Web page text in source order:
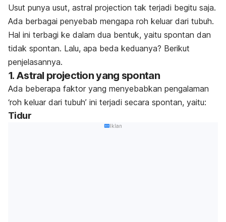
Usut punya usut, astral projection tak terjadi begitu saja.
Ada berbagai penyebab mengapa roh keluar dari tubuh.
Hal ini terbagi ke dalam dua bentuk, yaitu spontan dan
tidak spontan. Lalu, apa beda keduanya? Berikut
penjelasannya.
1. Astral projectionyang spontan
Ada beberapa faktor yang menyebabkan pengalaman
‘roh keluar dari tubuh’ ini terjadi secara spontan, yaitu:
Tidur
Iklan